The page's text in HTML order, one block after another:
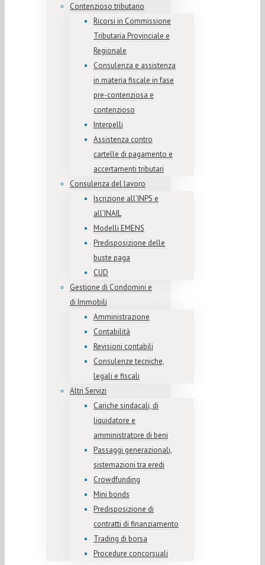
Contenzioso tributario
Ricorsi in Commissione
Tributaria Provinciale e
Regionale
Consulenza e assistenza
in materia fiscale in fase
pre-contenziosa e
contenzioso
Interpelli
Assistenza contro
cartelle di pagamento e
accertamenti tributari
Consulenza del lavoro
Iscrizione all’INPS e
all’INAIL
Modelli EMENS
Predisposizione delle
buste paga
CUD
Gestione di Condomini e
di Immobili
Amministrazione
Contabilità
Revisioni contabili
Consulenze tecniche,
legali e fiscali
Altri Servizi
Cariche sindacali, di
liquidatore e
amministratore di beni
Passaggi generazionali,
sistemazioni tra eredi
Crowdfunding
Mini bonds
Predisposizione di
contratti di finanziamento
Trading di borsa
Procedure concorsuali